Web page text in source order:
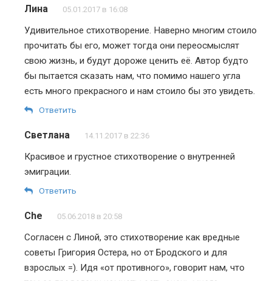
Лина 05.01.2017 в 16:08
Удивительное стихотворение. Наверно многим стоило
прочитать бы его, может тогда они переосмыслят
свою жизнь, и будут дороже ценить её. Автор будто
бы пытается сказать нам, что помимо нашего угла
есть много прекрасного и нам стоило бы это увидеть.
Ответить
Светлана 14.11.2017 в 22:36
Красивое и грустное стихотворение о внутренней
эмиграции.
Ответить
Che 05.06.2018 в 20:58
Согласен с Линой, это стихотворение как вредные
советы Григория Остера, но от Бродского и для
взрослых =). Идя «от противного», говорит нам, что